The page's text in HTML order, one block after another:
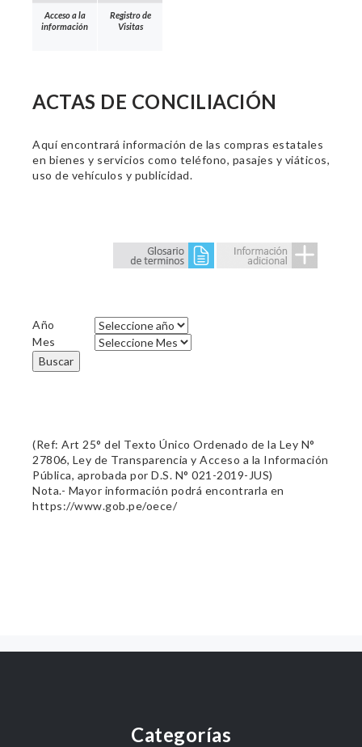
Acceso a la
información
Registro de
Visitas
ACTAS DE CONCILIACIÓN
Aquí encontrará información de las compras estatales
en bienes y servicios como teléfono, pasajes y viáticos,
uso de vehículos y publicidad.
Año
Mes
Buscar
(Ref: Art 25° del Texto Único Ordenado de la Ley N°
27806, Ley de Transparencia y Acceso a la Información
Pública, aprobada por D.S. N° 021-2019-JUS)
Nota.- Mayor información podrá encontrarla en
https://www.gob.pe/oece/
Categorías